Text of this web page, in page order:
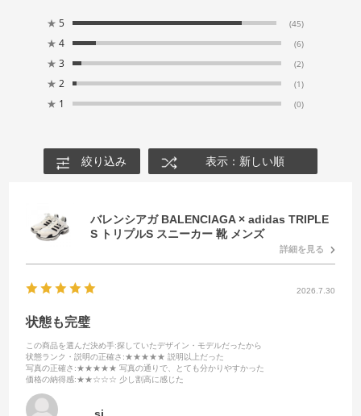
★ 5 (45)
★ 4 (6)
★ 3 (2)
★ 2 (1)
★ 1 (0)
絞り込み 表示：新しい順
バレンシアガ BALENCIAGA × adidas TRIPLE
S トリプルS スニーカー 靴 メンズ
詳細を見る
2026.7.30
状態も完璧
この商品を選んだ決め手:探していたデザイン・モデルだったから
状態ランク・説明の正確さ :★★★★★ 説明以上だった
写真の正確さ :★★★★★ 写真の通りで、とても分かりやすかった
価格の納得感:★★☆☆☆ 少し割高に感じた
sj